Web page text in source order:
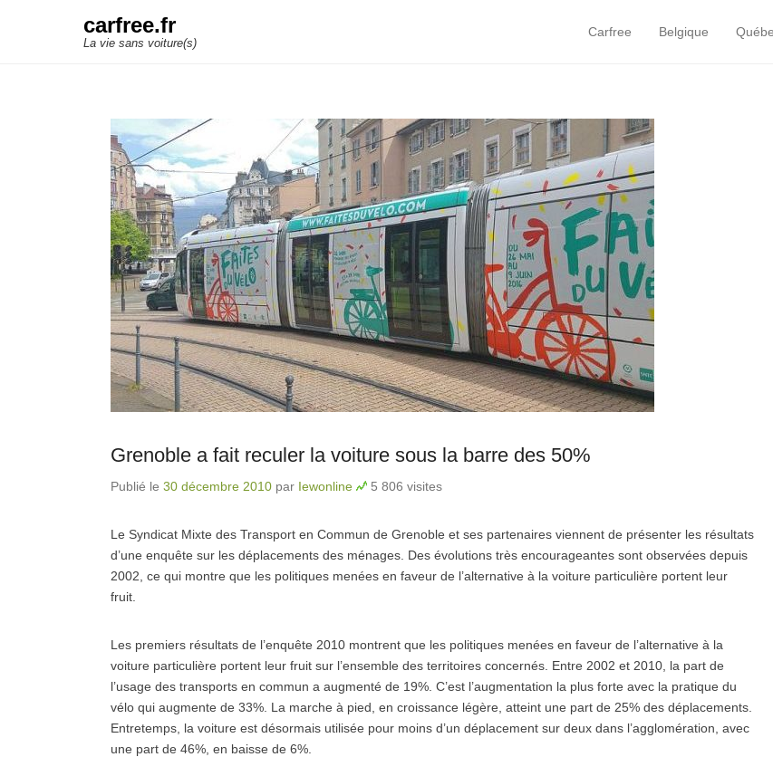
carfree.fr
La vie sans voiture(s)
Primary Menu
Skip to content
Carfree Belgique
Grenoble a fait reculer la voiture sous la barre des 50%
Publié le 30 décembre 2010 par Iewonline 5 806 visites
Le Syndicat Mixte des Transport en Commun de Grenoble et ses partenaires viennent de présenter les résultats
d’une enquête sur les déplacements des ménages. Des évolutions très encourageantes sont observées depuis
2002, ce qui montre que les politiques menées en faveur de l’alternative à la voiture particulière portent leur
fruit.
Les premiers résultats de l’enquête 2010 montrent que les politiques menées en faveur de l’alternative à la
voiture particulière portent leur fruit sur l’ensemble des territoires concernés. Entre 2002 et 2010, la part de
l’usage des transports en commun a augmenté de 19%. C’est l’augmentation la plus forte avec la pratique du
vélo qui augmente de 33%. La marche à pied, en croissance légère, atteint une part de 25% des déplacements.
Entretemps, la voiture est désormais utilisée pour moins d’un déplacement sur deux dans l’agglomération, avec
une part de 46%, en baisse de 6%.